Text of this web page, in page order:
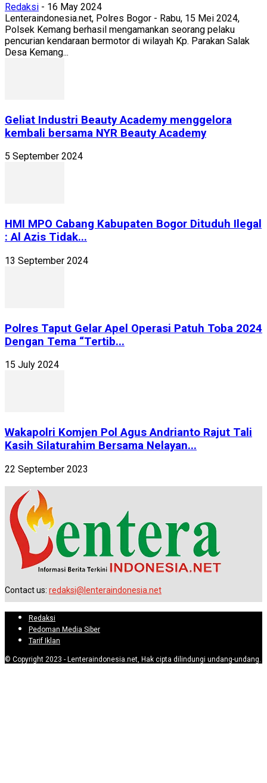
Redaksi - 16 May 2024
Lenteraindonesia.net, Polres Bogor - Rabu, 15 Mei 2024,
Polsek Kemang berhasil mengamankan seorang pelaku
pencurian kendaraan bermotor di wilayah Kp. Parakan Salak
Desa Kemang...
Geliat Industri Beauty Academy menggelora
kembali bersama NYR Beauty Academy
5 September 2024
HMI MPO Cabang Kabupaten Bogor Dituduh Ilegal
: Al Azis Tidak...
13 September 2024
Polres Taput Gelar Apel Operasi Patuh Toba 2024
Dengan Tema “Tertib...
15 July 2024
Wakapolri Komjen Pol Agus Andrianto Rajut Tali
Kasih Silaturahim Bersama Nelayan...
22 September 2023
Contact us: redaksi@lenteraindonesia.net
Redaksi
Pedoman Media Siber
Tarif Iklan
© Copyright 2023 - Lenteraindonesia.net, Hak cipta dilindungi undang-undang.